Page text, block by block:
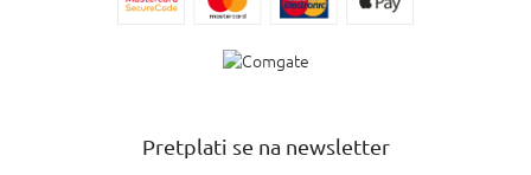
Pretplati se na newsletter